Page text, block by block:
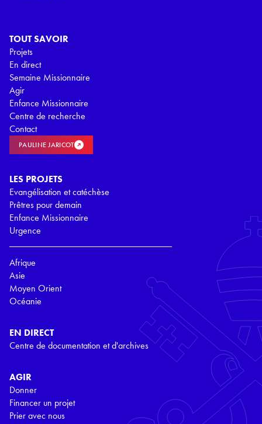
TOUT SAVOIR
Projets
En direct
Semaine Missionnaire
Agir
Enfance Missionnaire
Centre de recherche
Contact
PAULINE JARICOT
LES PROJETS
Evangélisation et catéchèse
Prêtres pour demain
Enfance Missionnaire
Urgence
Afrique
Asie
Moyen Orient
Océanie
EN DIRECT
Centre de documentation et d'archives
AGIR
Donner
Financer un projet
Prier avec nous